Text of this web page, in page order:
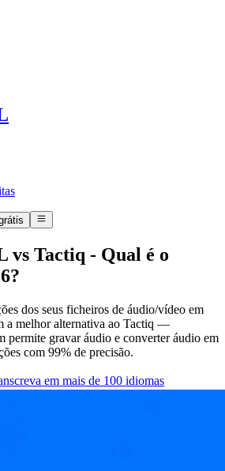
vs Tactiq - Qual é o
dos seus ficheiros de áudio/vídeo em
a melhor alternativa ao Tactiq —
permite gravar áudio e converter áudio em
com 99% de precisão.
em mais de 100 idiomas